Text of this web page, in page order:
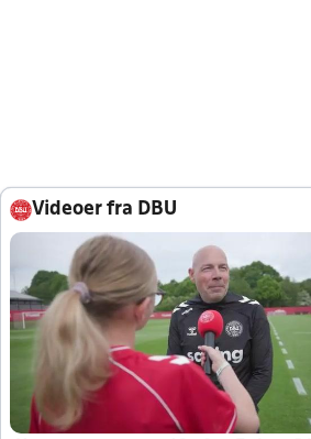
Videoer fra DBU